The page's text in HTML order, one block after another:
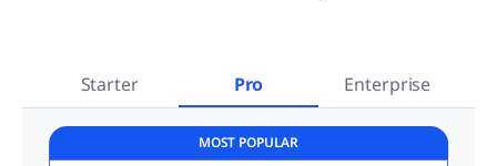
Starter Pro Enterprise
MOST POPULAR